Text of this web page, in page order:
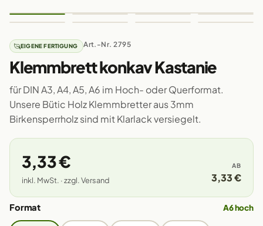
EIGENE FERTIGUNG Art.-Nr. 2795
Klemmbrett konkav Kastanie
für DIN A3, A4, A5, A6 im Hoch- oder Querformat.
Unsere Bütic Holz Klemmbretter aus 3mm
Birkensperrholz sind mit Klarlack versiegelt.
3,33 €
inkl. MwSt. · zzgl. Versand
AB
3,33 €
Format A6 hoch